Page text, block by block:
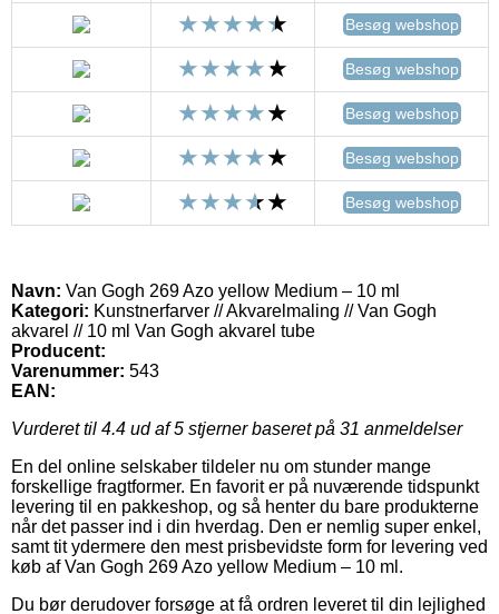
Besøg webshop
Besøg webshop
Besøg webshop
Besøg webshop
Besøg webshop
Navn: Van Gogh 269 Azo yellow Medium – 10 ml
Kategori: Kunstnerfarver // Akvarelmaling // Van Gogh
akvarel // 10 ml Van Gogh akvarel tube
Producent:
Varenummer: 543
EAN:
Vurderet til 4.4 ud af 5 stjerner baseret på 31 anmeldelser
En del online selskaber tildeler nu om stunder mange
forskellige fragtformer. En favorit er på nuværende tidspunkt
levering til en pakkeshop, og så henter du bare produkterne
når det passer ind i din hverdag. Den er nemlig super enkel,
samt tit ydermere den mest prisbevidste form for levering ved
køb af Van Gogh 269 Azo yellow Medium – 10 ml.
Du bør derudover forsøge at få ordren leveret til din lejlighed